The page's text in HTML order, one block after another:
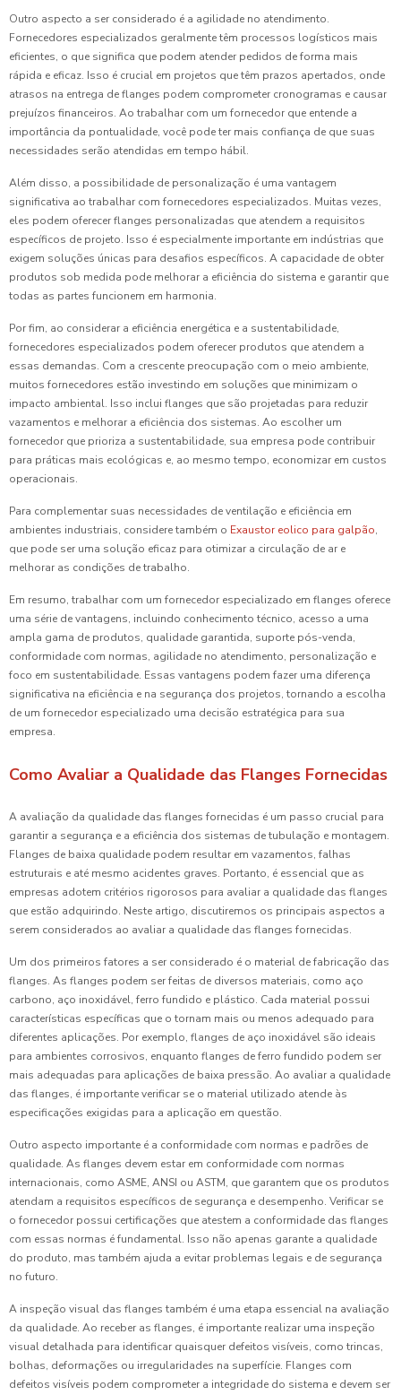
Outro aspecto a ser considerado é a agilidade no atendimento.
Fornecedores especializados geralmente têm processos logísticos mais
eficientes, o que significa que podem atender pedidos de forma mais
rápida e eficaz. Isso é crucial em projetos que têm prazos apertados, onde
atrasos na entrega de flanges podem comprometer cronogramas e causar
prejuízos financeiros. Ao trabalhar com um fornecedor que entende a
importância da pontualidade, você pode ter mais confiança de que suas
necessidades serão atendidas em tempo hábil.
Além disso, a possibilidade de personalização é uma vantagem
significativa ao trabalhar com fornecedores especializados. Muitas vezes,
eles podem oferecer flanges personalizadas que atendem a requisitos
específicos de projeto. Isso é especialmente importante em indústrias que
exigem soluções únicas para desafios específicos. A capacidade de obter
produtos sob medida pode melhorar a eficiência do sistema e garantir que
todas as partes funcionem em harmonia.
Por fim, ao considerar a eficiência energética e a sustentabilidade,
fornecedores especializados podem oferecer produtos que atendem a
essas demandas. Com a crescente preocupação com o meio ambiente,
muitos fornecedores estão investindo em soluções que minimizam o
impacto ambiental. Isso inclui flanges que são projetadas para reduzir
vazamentos e melhorar a eficiência dos sistemas. Ao escolher um
fornecedor que prioriza a sustentabilidade, sua empresa pode contribuir
para práticas mais ecológicas e, ao mesmo tempo, economizar em custos
operacionais.
Para complementar suas necessidades de ventilação e eficiência em
ambientes industriais, considere também o Exaustor eolico para galpão,
que pode ser uma solução eficaz para otimizar a circulação de ar e
melhorar as condições de trabalho.
Em resumo, trabalhar com um fornecedor especializado em flanges oferece
uma série de vantagens, incluindo conhecimento técnico, acesso a uma
ampla gama de produtos, qualidade garantida, suporte pós-venda,
conformidade com normas, agilidade no atendimento, personalização e
foco em sustentabilidade. Essas vantagens podem fazer uma diferença
significativa na eficiência e na segurança dos projetos, tornando a escolha
de um fornecedor especializado uma decisão estratégica para sua
empresa.
Como Avaliar a Qualidade das Flanges Fornecidas
A avaliação da qualidade das flanges fornecidas é um passo crucial para
garantir a segurança e a eficiência dos sistemas de tubulação e montagem.
Flanges de baixa qualidade podem resultar em vazamentos, falhas
estruturais e até mesmo acidentes graves. Portanto, é essencial que as
empresas adotem critérios rigorosos para avaliar a qualidade das flanges
que estão adquirindo. Neste artigo, discutiremos os principais aspectos a
serem considerados ao avaliar a qualidade das flanges fornecidas.
Um dos primeiros fatores a ser considerado é o material de fabricação das
flanges. As flanges podem ser feitas de diversos materiais, como aço
carbono, aço inoxidável, ferro fundido e plástico. Cada material possui
características específicas que o tornam mais ou menos adequado para
diferentes aplicações. Por exemplo, flanges de aço inoxidável são ideais
para ambientes corrosivos, enquanto flanges de ferro fundido podem ser
mais adequadas para aplicações de baixa pressão. Ao avaliar a qualidade
das flanges, é importante verificar se o material utilizado atende às
especificações exigidas para a aplicação em questão.
Outro aspecto importante é a conformidade com normas e padrões de
qualidade. As flanges devem estar em conformidade com normas
internacionais, como ASME, ANSI ou ASTM, que garantem que os produtos
atendam a requisitos específicos de segurança e desempenho. Verificar se
o fornecedor possui certificações que atestem a conformidade das flanges
com essas normas é fundamental. Isso não apenas garante a qualidade
do produto, mas também ajuda a evitar problemas legais e de segurança
no futuro.
A inspeção visual das flanges também é uma etapa essencial na avaliação
da qualidade. Ao receber as flanges, é importante realizar uma inspeção
visual detalhada para identificar quaisquer defeitos visíveis, como trincas,
bolhas, deformações ou irregularidades na superfície. Flanges com
defeitos visíveis podem comprometer a integridade do sistema e devem ser